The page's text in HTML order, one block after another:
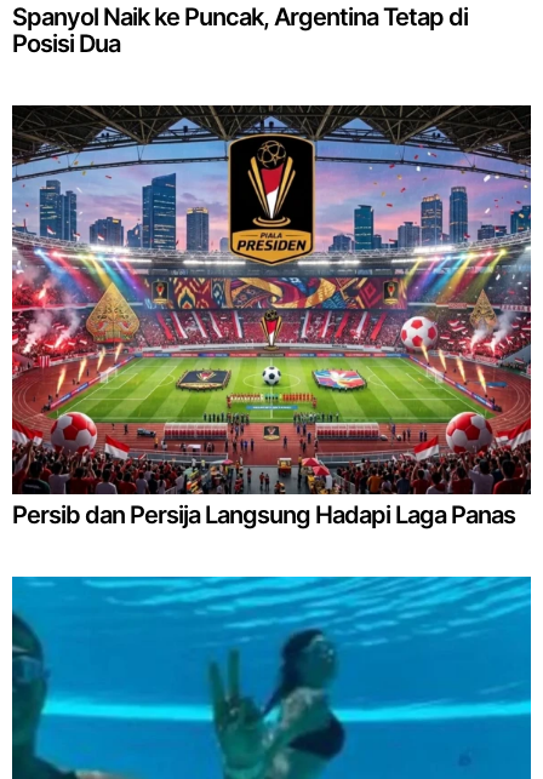
Spanyol Naik ke Puncak, Argentina Tetap di
Posisi Dua
Persib dan Persija Langsung Hadapi Laga Panas